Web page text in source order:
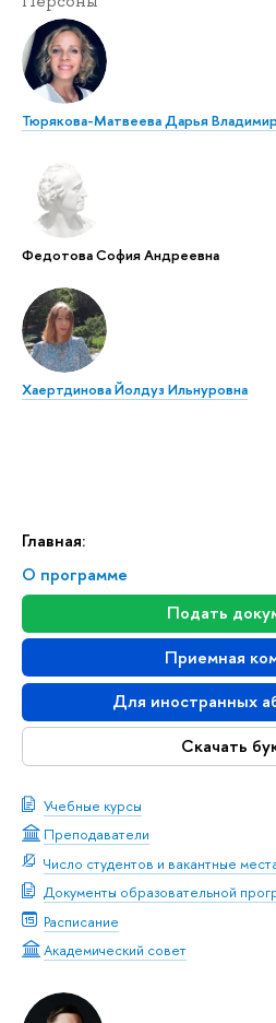
Главная:
О программе
Подать
Приемная
Для иностранных
Скачать
Учебные курсы
Преподаватели
Число студентов и вакантные
Документы образовательной
Расписание
Академический совет
Тюрякова-Матвеева Дарья
Федотова София Андреевна
Хаертдинова Йолдуз Ильнуровна